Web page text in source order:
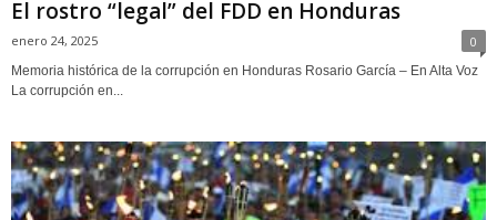
El rostro “legal” del FDD en Honduras
enero 24, 2025 0
Memoria histórica de la corrupción en Honduras Rosario García – En Alta Voz
La corrupción en...